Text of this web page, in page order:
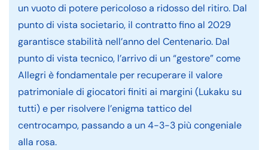
un vuoto di potere pericoloso a ridosso del ritiro. Dal
punto di vista societario, il contratto fino al 2029
garantisce stabilità nell’anno del Centenario. Dal
punto di vista tecnico, l’arrivo di un “gestore” come
Allegri è fondamentale per recuperare il valore
patrimoniale di giocatori finiti ai margini (Lukaku su
tutti) e per risolvere l’enigma tattico del
centrocampo, passando a un 4-3-3 più congeniale
alla rosa.